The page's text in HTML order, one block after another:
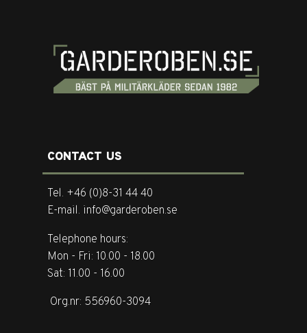
CONTACT US
Tel. +46 (0)8-31 44 40
E-mail. info@garderoben.se
Telephone hours:
Mon - Fri: 10.00 - 18.00
Sat: 11.00 - 16.00
Org.nr: 556960-3094